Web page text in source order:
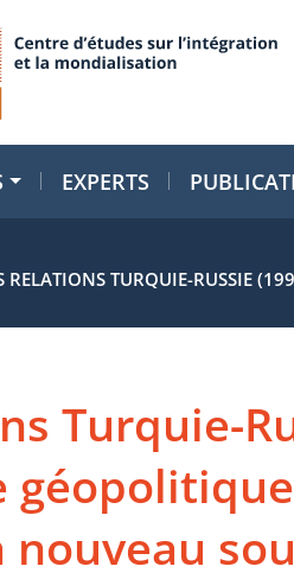
EXPERTS
RELATIONS TURQUIE-RUSSIE
Turquie-
nouveau